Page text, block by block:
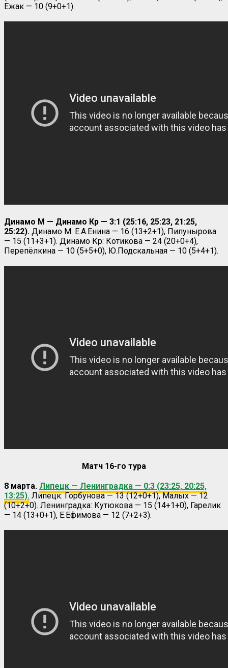
Ежак — 10 (9+0+1).
Динамо М — Динамо Кр — 3:1 (25:16, 25:23, 21:25,
25:22). Динамо М: Е.А.Енина — 16 (13+2+1), Пипунырова
— 15 (11+3+1). Динамо Кр: Котикова — 24 (20+0+4),
Перепёлкина — 10 (5+5+0), Ю.Подскальная — 10 (5+4+1).
Матч 16-го тура
8 марта. Липецк — Ленинградка — 0:3 (23:25, 20:25,
13:25). Липецк: Горбунова — 13 (12+0+1), Малых — 12
(10+2+0). Ленинградка: Кутюкова — 15 (14+1+0), Гарелик
— 14 (13+0+1), Е.Ефимова — 12 (7+2+3).